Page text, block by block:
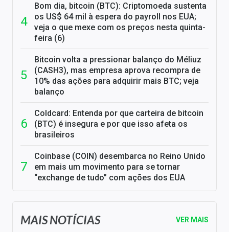
Bom dia, bitcoin (BTC): Criptomoeda sustenta
os US$ 64 mil à espera do payroll nos EUA;
veja o que mexe com os preços nesta quinta-
feira (6)
Bitcoin volta a pressionar balanço do Méliuz
(CASH3), mas empresa aprova recompra de
10% das ações para adquirir mais BTC; veja
balanço
Coldcard: Entenda por que carteira de bitcoin
(BTC) é insegura e por que isso afeta os
brasileiros
Coinbase (COIN) desembarca no Reino Unido
em mais um movimento para se tornar
“exchange de tudo” com ações dos EUA
MAIS NOTÍCIAS VER MAIS